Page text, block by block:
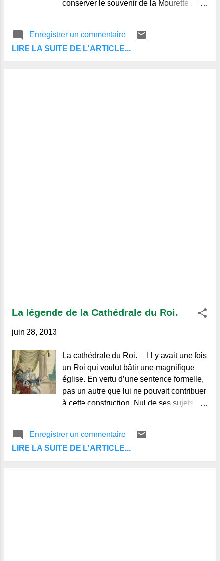
conserver le souvenir de la Mourette . Ma
Empereur. On se battait en ce temps
Enregistrer un commentaire
LIRE LA SUITE DE L'ARTICLE...
La légende de la Cathédrale du Roi.
juin 28, 2013
La cathédrale du Roi. I l y avait une fois
un Roi qui voulut bâtir une magnifique
église. En vertu d’une sentence formelle,
pas un autre que lui ne pouvait contribuer
à cette construction. Nul de ses sujets
superbe. Le Roi y fit graver, sur une
tablette de marbre, une inscription en
Enregistrer un commentaire
LIRE LA SUITE DE L'ARTICLE...